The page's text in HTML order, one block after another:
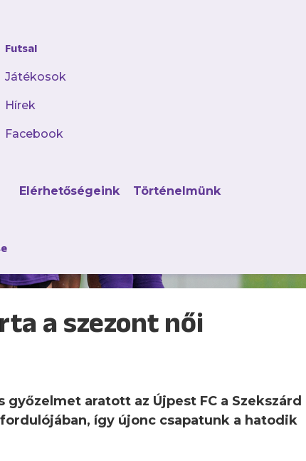
Futsal
Játékosok
Hírek
Facebook
Elérhetőségeink Történelmünk
a szezont női
aratott az Újpest FC a Szekszárd
így újonc csapatunk a hatodik